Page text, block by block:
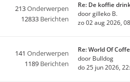
213Onderwerpen
12833 Berichten
Re: De koffie
doorgilleko B.
zo 02 aug 2026,
141 Onderwerpen
1189 Berichten
Re: World Of
door Bulldog
do 25 jun 2026,